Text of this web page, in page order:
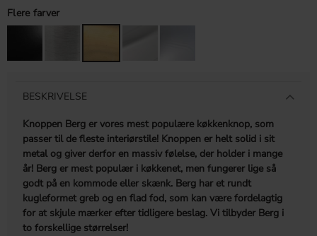
Flere farver
BESKRIVELSE
Knoppen Berg er vores mest populære køkkenknop, som
passer til de fleste interiørstile! Knoppen er helt solid i sit
metal og giver derfor en massiv følelse, der holder i mange
år! Berg er mest populær i køkkenet, men fungerer lige så
godt på en kommode eller skænk. Berg har et rundt
kugleformet greb og en flad fod, som kan være fordelagtig
for at skjule mærker efter tidligere beslag. Vi tilbyder Berg i
to forskellige størrelser!